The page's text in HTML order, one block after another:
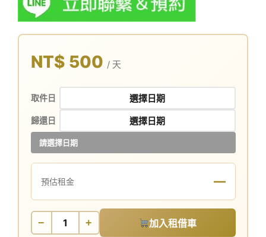
NT$ 500 / 天
取件日
歸還日
請選擇日期
預估租金 —
− + 加入租借車